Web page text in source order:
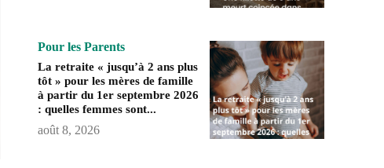
Pour les Parents
La retraite « jusqu’à 2 ans plus
tôt » pour les mères de famille
à partir du 1er septembre 2026
: quelles femmes sont...
août 8, 2026